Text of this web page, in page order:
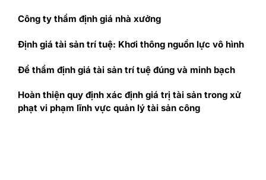
Công ty thẩm định giá nhà xưởng
Định giá tài sản trí tuệ: Khơi thông nguồn lực vô hình
Để thẩm định giá tài sản trí tuệ đúng và minh bạch
Hoàn thiện quy định xác định giá trị tài sản trong xử
phạt vi phạm lĩnh vực quản lý tài sản công